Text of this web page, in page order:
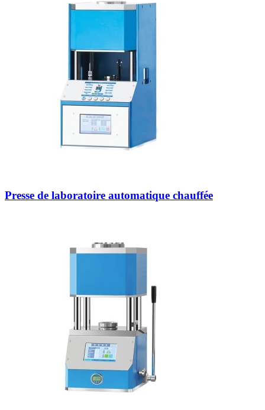
Presse de laboratoire automatique chauffée